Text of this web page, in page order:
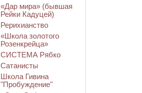
«Дар мира» (бывшая
Рейки Кадуцей)
Рерихианство
«Школа золотого
Розенкрейца»
СИСТЕМА Рябко
Сатанисты
Школа Гивина
"Пробуждение"